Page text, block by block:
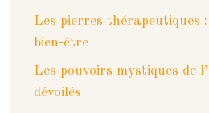
Les pierres thérapeutiques
bien-être
Les pouvoirs mystiques de
dévoilés